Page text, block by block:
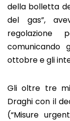
della bolletta
del gas”,
regolazione
comunicando
ottobre e gli
Gli oltre tre
Draghi con il
(“Misure